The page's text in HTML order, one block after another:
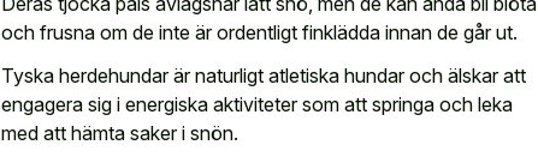
och frusna om de inte är ordentligt finklädda innan de går ut.
Tyska herdehundar är naturligt atletiska hundar och älskar att
engagera sig i energiska aktiviteter som att springa och leka
med att hämta saker i snön.